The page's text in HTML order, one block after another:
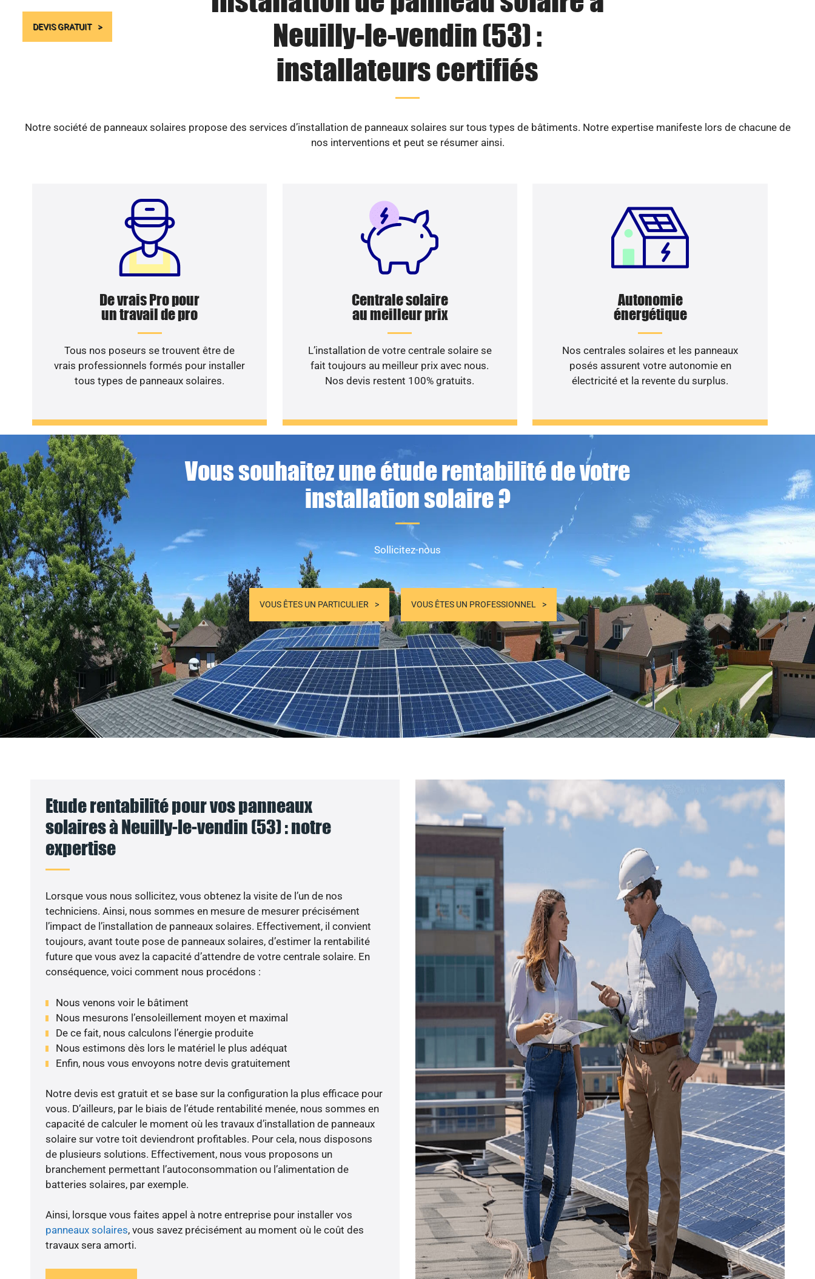
DEVIS GRATUIT
Neuilly-le-vendin (53) :
installateurs certifiés
Notre société de panneaux solaires propose des services d’installation de panneaux solaires sur tous types de bâtiments. Notre expertise manifeste lors de chacune de
nos interventions et peut se résumer ainsi.
De vrais Pro pour
un travail de pro
Tous nos poseurs se trouvent être de
vrais professionnels formés pour installer
tous types de panneaux solaires.
Centrale solaire
au meilleur prix
L’installation de votre centrale solaire se
fait toujours au meilleur prix avec nous.
Nos devis restent 100% gratuits.
Autonomie
énergétique
Nos centrales solaires et les panneaux
posés assurent votre autonomie en
électricité et la revente du surplus.
Vous souhaitez une étude rentabilité de votre
installation solaire ?
Sollicitez-nous
VOUS ÊTES UN PARTICULIER VOUS ÊTES UN PROFESSIONNEL
Etude rentabilité pour vos panneaux
solaires à Neuilly-le-vendin (53) : notre
expertise
Lorsque vous nous sollicitez, vous obtenez la visite de l’un de nos
techniciens. Ainsi, nous sommes en mesure de mesurer précisément
l’impact de l’installation de panneaux solaires. Effectivement, il convient
toujours, avant toute pose de panneaux solaires, d’estimer la rentabilité
future que vous avez la capacité d’attendre de votre centrale solaire. En
conséquence, voici comment nous procédons :
Nous venons voir le bâtiment
Nous mesurons l’ensoleillement moyen et maximal
De ce fait, nous calculons l’énergie produite
Nous estimons dès lors le matériel le plus adéquat
Enfin, nous vous envoyons notre devis gratuitement
Notre devis est gratuit et se base sur la configuration la plus efficace pour
vous. D’ailleurs, par le biais de l’étude rentabilité menée, nous sommes en
capacité de calculer le moment où les travaux d’installation de panneaux
solaire sur votre toit deviendront profitables. Pour cela, nous disposons
de plusieurs solutions. Effectivement, nous vous proposons un
branchement permettant l’autoconsommation ou l’alimentation de
batteries solaires, par exemple.
Ainsi, lorsque vous faites appel à notre entreprise pour installer vos
panneaux solaires, vous savez précisément au moment où le coût des
travaux sera amorti.